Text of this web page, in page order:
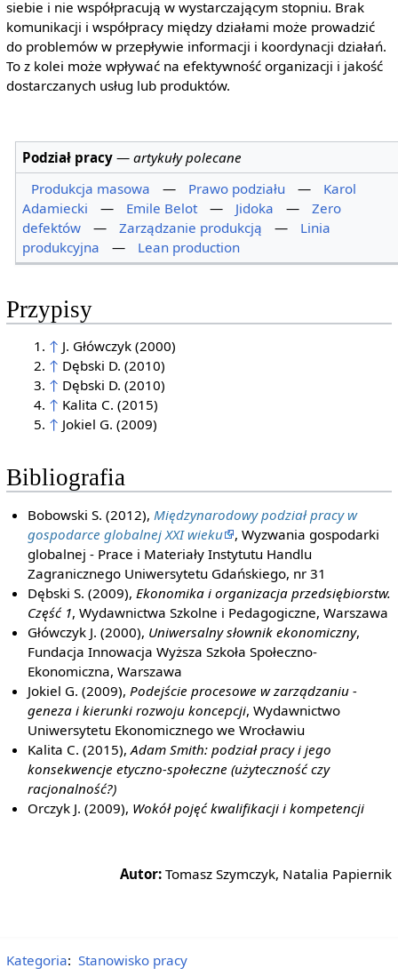
siebie i nie współpracują w wystarczającym stopniu. Brak
komunikacji i współpracy między działami może prowadzić
do problemów w przepływie informacji i koordynacji działań.
To z kolei może wpływać na efektywność organizacji i jakość
dostarczanych usług lub produktów.
Podział pracy —artykuły polecane
Produkcja masowa
— Prawo podziału —
Karol
Adamiecki
— Emile Belot — Jidoka —
Zero
defektów
— Zarządzanie produkcją —
Linia
produkcyjna
— Lean production
Przypisy
↑ J. Główczyk (2000)
↑ Dębski D. (2010)
↑ Dębski D. (2010)
↑ Kalita C. (2015)
↑ Jokiel G. (2009)
Bibliografia
Bobowski S. (2012),Międzynarodowy podział pracy w
gospodarce globalnej XXI wieku
, Wyzwania gospodarki
globalnej - Prace i Materiały Instytutu Handlu
Zagranicznego Uniwersytetu Gdańskiego, nr 31
Dębski S. (2009),Ekonomika i organizacja przedsiębiorstw.
Część 1, Wydawnictwa Szkolne i Pedagogiczne, Warszawa
Główczyk J. (2000), Uniwersalny słownik ekonomiczny,
Fundacja Innowacja Wyższa Szkoła Społeczno-
Ekonomiczna, Warszawa
Jokiel G. (2009),Podejście procesowe w zarządzaniu -
geneza i kierunki rozwoju koncepcji, Wydawnictwo
Uniwersytetu Ekonomicznego we Wrocławiu
Kalita C. (2015),Adam Smith: podział pracy i jego
konsekwencje etyczno-społeczne (użyteczność czy
racjonalność?)
Orczyk J. (2009), Wokół pojęć kwalifikacji i kompetencji
Autor: Tomasz Szymczyk, Natalia Papiernik
Kategoria: Stanowisko pracy